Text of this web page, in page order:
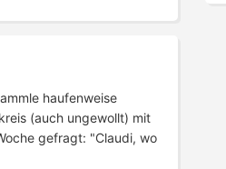
haufenweise
(auch ungewollt) mit
gefragt: "Claudi, wo